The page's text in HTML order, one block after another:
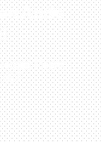
Anda
Resmi